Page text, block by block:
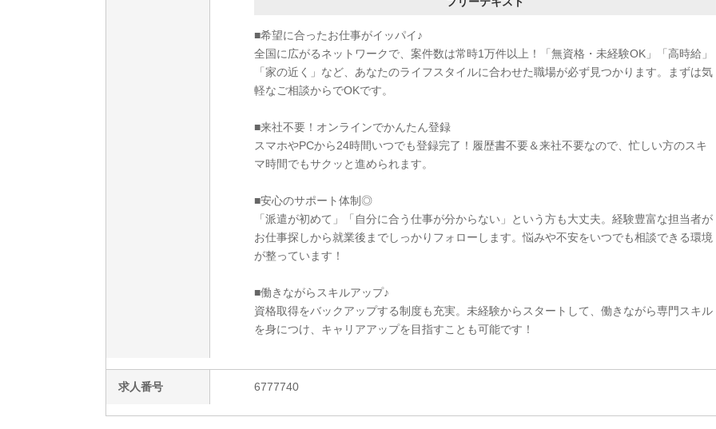
■希望に合ったお仕事がイッパイ♪
全国に広がるネットワークで、案件数は常時1万件以上！「無資格・未経験OK」「高時給」
「家の近く」など、あなたのライフスタイルに合わせた職場が必ず見つかります。まずは気
軽なご相談からでOKです。
■来社不要！オンラインでかんたん登録
スマホやPCから24時間いつでも登録完了！履歴書不要＆来社不要なので、忙しい方のスキ
マ時間でもサクッと進められます。
■安心のサポート体制◎
「派遣が初めて」「自分に合う仕事が分からない」という方も大丈夫。経験豊富な担当者が
お仕事探しから就業後までしっかりフォローします。悩みや不安をいつでも相談できる環境
が整っています！
■働きながらスキルアップ♪
資格取得をバックアップする制度も充実。未経験からスタートして、働きながら専門スキル
を身につけ、キャリアアップを目指すことも可能です！
求人番号 6777740